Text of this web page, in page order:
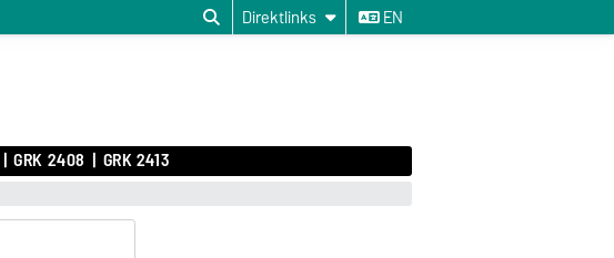
Direktlinks EN
GRK 2408 GRK 2413